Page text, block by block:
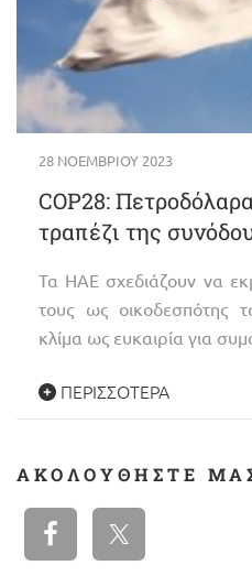
28 ΝΟΕΜΒΡΊΟΥ 2023
COP28:
τραπέζι της
Τα ΗΑΕ σχεδιάζουν να
τους ως οικοδεσπότης
κλίμα ως ευκαιρία για
ΠΕΡΙΣΣΌΤΕΡΑ
ΑΚΟΛΟΥΘΉΣΤΕ